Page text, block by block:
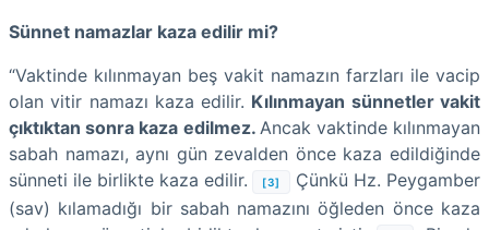
Sünnet namazlar kaza edilir mi?
“Vaktinde kılınmayan beş vakit namazın farzları ile vacip
olan vitir namazı kaza edilir. Kılınmayan sünnetler vakit
çıktıktan sonra kaza edilmez. Ancak vaktinde kılınmayan
sabah namazı, aynı gün zevalden önce kaza edildiğinde
sünneti ile birlikte kaza edilir.
[3]
Çünkü Hz. Peygamber
(sav) kılamadığı bir sabah namazını öğleden önce kaza